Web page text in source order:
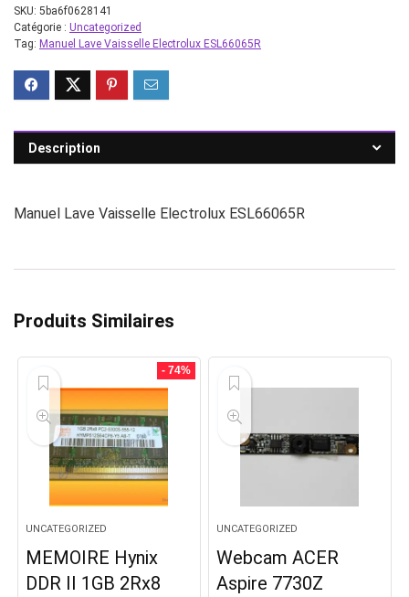
SKU: 5ba6f0628141
Catégorie : Uncategorized
Tag: Manuel Lave Vaisselle Electrolux ESL66065R
Description
Manuel Lave Vaisselle Electrolux ESL66065R
Produits Similaires
- 74%
UNCATEGORIZED
MEMOIRE Hynix
DDR II 1GB 2Rx8
UNCATEGORIZED
Webcam ACER
Aspire 7730Z